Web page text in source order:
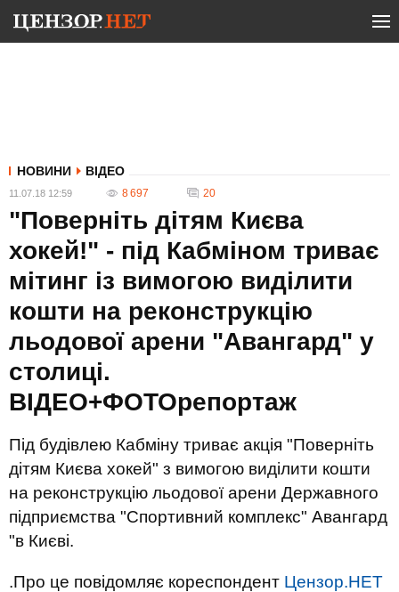
НОВИНИ ВІДЕО
11.07.18 12:59 8 697 20
"Поверніть дітям Києва
хокей!" - під Кабміном триває
мітинг із вимогою виділити
кошти на реконструкцію
льодової арени "Авангард" у
столиці.
ВІДЕО+ФОТОрепортаж
Під будівлею Кабміну триває акція "Поверніть
дітям Києва хокей" з вимогою виділити кошти
на реконструкцію льодової арени Державного
підприємства "Спортивний комплекс" Авангард
"в Києві.
.Про це повідомляє кореспондент Цензор.НЕТ